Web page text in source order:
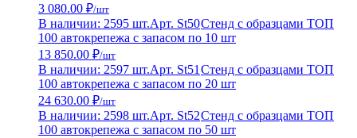
3 080.00 ₽/шт
В наличии: 2595 шт.Арт. St50Стенд с образцами ТОП
100 автокрепежа с запасом по 10 шт
13 850.00 ₽/шт
В наличии: 2597 шт.Арт. St51 Стенд с образцами ТОП
100 автокрепежа с запасом по 20 шт
24 630.00 ₽/шт
В наличии: 2598 шт.Арт. St52Стенд с образцами ТОП
100 автокрепежа с запасом по 50 шт